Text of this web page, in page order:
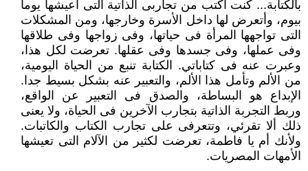
بالكتابة... كنت أكتب من تجاربى الذاتية التى أعيشها يوما
بيوم، وأتعرض لها داخل الأسرة وخارجها، ومن المشكلات
التى تواجهها المرأة فى حياتها، وفى زواجها وفى طلاقها
وفى عملها، وفى جسدها وفى عقلها. تعرضت لكل هذا،
وعبرت عنه فى كتاباتي. الكتابة تنبع من الحياة اليومية،
من الألم وتأمل هذا الألم، والتعبير عنه بشكل بسيط جدا.
الإبداع هو البساطة، والصدق فى التعبير عن الواقع،
وربط التجربة الذاتية بتجارب الآخرين فى الحياة، ولا يعنى
ذلك ألا تقرئي، وتتعرفى على تجارب الكتاب والكاتبات.
ولأنك أم يا فاطمة، تعرضت لكثير من الآلام التى تعيشها
الأمهات المصريات.